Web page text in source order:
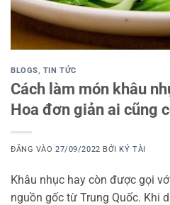
BLOGS, TIN TỨC
Cách làm món khâu
Hoa đơn giản ai cũng
ĐĂNG VÀO27/09/2022 BỞI KÝ TÀI
Khâu nhục hay còn được gọi
nguồn gốc từ Trung Quốc. Khi